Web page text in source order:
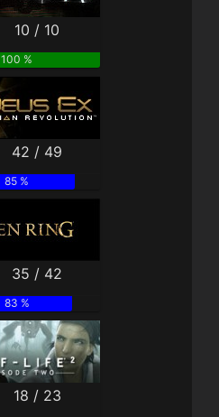
10 / 10
100 %
42 / 49
85 %
35 / 42
83 %
18 / 23